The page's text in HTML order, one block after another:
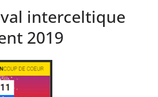
interceltique
2019